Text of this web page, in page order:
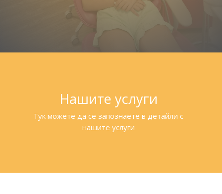
Нашите услуги
Тук можете да се запознаете в детайли с
нашите услуги